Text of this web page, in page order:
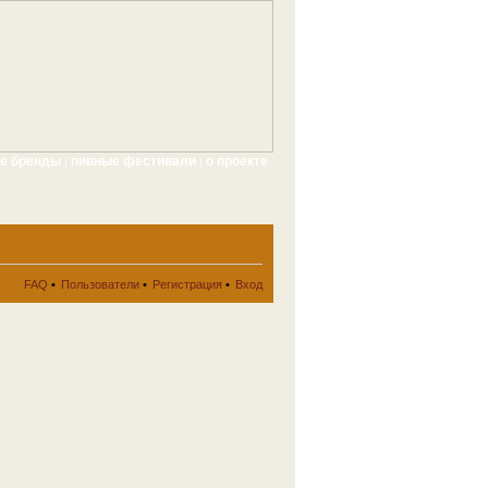
бренды пивные фестивали о проекте
FAQ • Пользователи • Регистрация • Вход